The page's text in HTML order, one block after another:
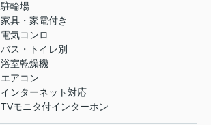
駐輪場
家具・家電付き
電気コンロ
バス・トイレ別
浴室乾燥機
エアコン
インターネット対応
TVモニタ付インターホン